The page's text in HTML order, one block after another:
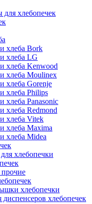
хлебопечек
хлеба Bork
хлеба LG
хлеба Kenwood
хлеба Moulinex
хлеба Gorenje
хлеба Philips
Panasonic
хлеба Redmond
хлеба Vitek
хлеба Maxima
хлеба Midea
хлебопечки
прочие
хлебопечки
хлебопечек